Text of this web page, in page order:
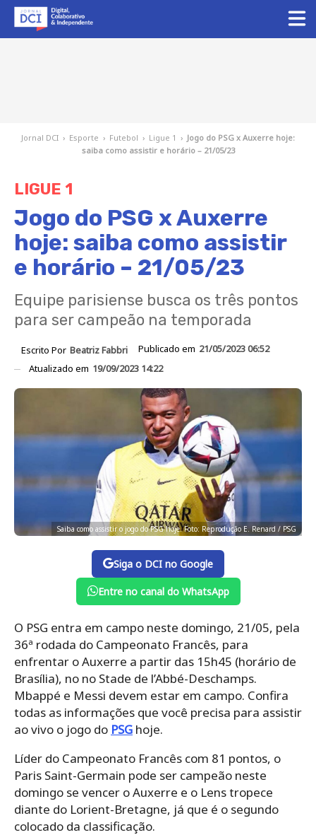
Jornal DCI › Esporte › Futebol › Ligue 1 › Jogo do PSG x Auxerre hoje:
saiba como assistir e horário – 21/05/23
LIGUE 1
Jogo do PSG x Auxerre
hoje: saiba como assistir
e horário – 21/05/23
Equipe parisiense busca os três pontos
para ser campeão na temporada
Escrito Por Beatriz Fabbri Publicado em 21/05/2023 06:52
Atualizado em 19/09/2023 14:22
Saiba como assistir o jogo do PSG hoje. Foto: Reprodução E. Renard / PSG
Siga o DCI no Google
Entre no canal do WhatsApp
O PSG entra em campo neste domingo, 21/05, pela
36ª rodada do Campeonato Francês, para
enfrentar o Auxerre a partir das 15h45 (horário de
Brasília), no no Stade de l’Abbé-Deschamps.
Mbappé e Messi devem estar em campo. Confira
todas as informações que você precisa para assistir
ao vivo o jogo do PSG hoje.
Líder do Campeonato Francês com 81 pontos, o
Paris Saint-Germain pode ser campeão neste
domingo se vencer o Auxerre e o Lens tropece
diante do Lorient-Bretagne, já que é o segundo
colocado da classificação.